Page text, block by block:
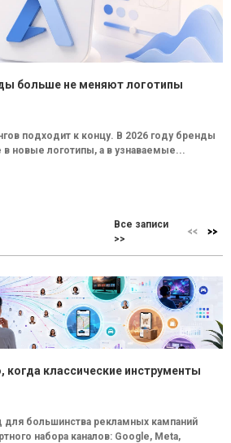
больше не меняют логотипы
подходит к концу. В 2026 году бренды
в новые логотипы, а в узнаваемые...
Все записи
>>
когда классические инструменты
для большинства рекламных кампаний
набора каналов: Google, Meta,